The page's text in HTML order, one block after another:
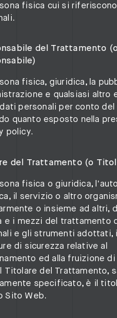
fisica cui si
del Trattamento (o
fisica, giuridica, la
e qualsiasi altro
personali per conto del
quanto esposto nella
policy.
del Trattamento (o
fisica o giuridica,
il servizio o altro
o insieme ad altri,
e i mezzi del trattamento
e gli strumenti adottati,
di sicurezza relative al
ed alla fruizione
Titolare del Trattamento,
specificato, è il
Sito Web.